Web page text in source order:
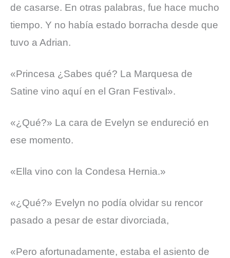
de casarse. En otras palabras, fue hace mucho
tiempo. Y no había estado borracha desde que
tuvo a Adrian.
«Princesa ¿Sabes qué? La Marquesa de
Satine vino aquí en el Gran Festival».
«¿Qué?» La cara de Evelyn se endureció en
ese momento.
«Ella vino con la Condesa Hernia.»
«¿Qué?» Evelyn no podía olvidar su rencor
pasado a pesar de estar divorciada,
«Pero afortunadamente, estaba el asiento de